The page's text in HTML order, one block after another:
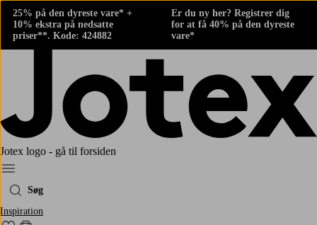
25% på den dyreste vare* +
10% ekstra på nedsatte
priser**. Kode: 424882
Er du ny her? Registrer dig
for at få 40% på den dyreste
vare*
Jotex logo - gå til forsiden
Menu
Søg
Inspiration